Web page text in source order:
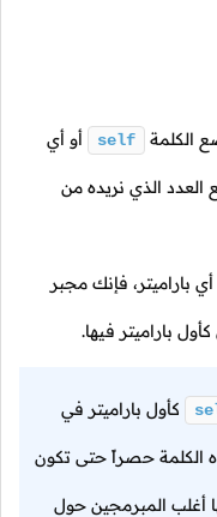
الكلمة self أو أي
العدد الذي نريده من
باراميتر، فإنك مجبر
باراميتر فيها.
كأول باراميتر في
الكلمة حصراً حتى تكون
أغلب المبرمجين حول